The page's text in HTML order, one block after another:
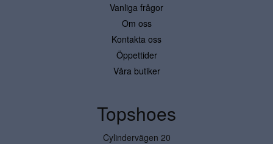
Vanliga frågor
Om oss
Kontakta oss
Öppettider
Våra butiker
Topshoes
Cylindervägen 20